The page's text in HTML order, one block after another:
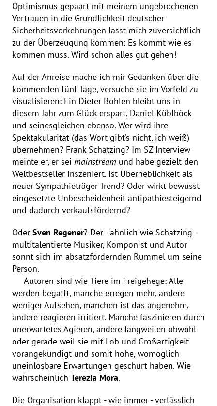
Optimismus gepaart mit meinem ungebrochenen
Vertrauen in die Gründlichkeit deutscher
Sicherheitsvorkehrungen lässt mich zuversichtlich
zu der Überzeugung kommen: Es kommt wie es
kommen muss. Wird schon alles gut gehen!
Auf der Anreise mache ich mir Gedanken über die
kommenden fünf Tage, versuche sie im Vorfeld zu
visualisieren: Ein Dieter Bohlen bleibt uns in
diesem Jahr zum Glück erspart, Daniel Küblböck
und seinesgleichen ebenso. Wer wird ihre
Spektakularität (das Wort gibt’s nicht, ich weiß)
übernehmen? Frank Schätzing? Im SZ-Interview
meinte er, er sei mainstream und habe gezielt den
Weltbestseller inszeniert. Ist Überheblichkeit als
neuer Sympathieträger Trend? Oder wirkt bewusst
eingesetzte Unbescheidenheit antipathiesteigernd
und dadurch verkaufsfördernd?
Oder Sven Regener? Der - ähnlich wie Schätzing -
multitalentierte Musiker, Komponist und Autor
sonnt sich im absatzfördernden Rummel um seine
Person.
Autoren sind wie Tiere im Freigehege: Alle
werden begafft, manche erregen mehr, andere
weniger Aufsehen, manchen ist das angenehm,
andere reagieren irritiert. Manche faszinieren durch
unerwartetes Agieren, andere langweilen obwohl
oder gerade weil sie mit Lob und Großartigkeit
vorangekündigt und somit hohe, womöglich
uneinlösbare Erwartungen geschürt haben. Wie
wahrscheinlich Terezia Mora.
Die Organisation klappt - wie immer - verlässlich